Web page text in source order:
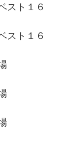
ト１６
スト１６